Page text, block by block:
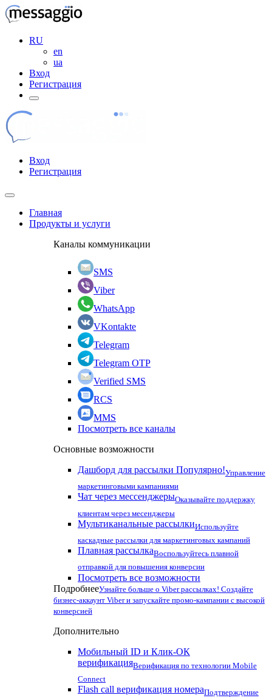
RU
en
ua
Вход
Регистрация
Вход
Регистрация
Главная
Продукты и услуги
Каналы коммуникации
SMS
Viber
WhatsApp
VKontakte
Telegram
Telegram OTP
Verified SMS
RCS
MMS
Посмотреть все каналы
Основные возможности
Дашборд для рассылки Популярно!Управление
маркетинговыми кампаниями
Чат через мессенджерыОказывайте поддержку
клиентам через месенджеры
Мультиканальные рассылкиИспользуйте
каскадные рассылки для маркетинговых кампаний
Плавная рассылкаВоспользуйтесь плавной
отправкой для повышения конверсии
Посмотреть все возможности
ПодробнееУзнайте больше о Viber рассылках! Создайте
бизнес-аккаунт Viber и запускайте промо-кампании с высокой
конверсией
Дополнительно
Мобильный ID и Клик-ОК
верификацияВерификация по технологии Mobile
Connect
Flash call верификация номераПодтверждение